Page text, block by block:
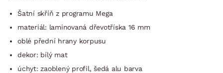
Šatní skříň z programu Mega
materiál: laminovaná dřevotříska 16 mm
oblé přední hrany korpusu
dekor: bílý mat
úchyt: zaoblený profil, šedá alu barva